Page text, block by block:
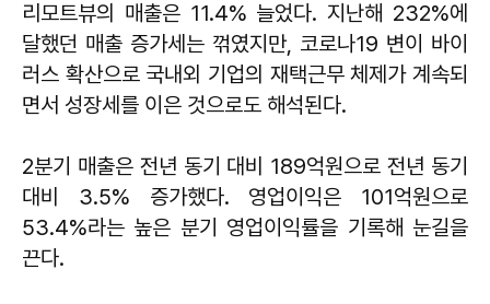
리모트뷰의 매출은 11.4% 늘었다. 지난해 232%에
달했던 매출 증가세는 꺾였지만, 코로나19 변이 바이
러스 확산으로 국내외 기업의 재택근무 체제가 계속되
면서 성장세를 이은 것으로도 해석된다.
2분기 매출은 전년 동기 대비 189억원으로 전년 동기
대비 3.5% 증가했다. 영업이익은 101억원으로
53.4%라는 높은 분기 영업이익률을 기록해 눈길을
끈다.